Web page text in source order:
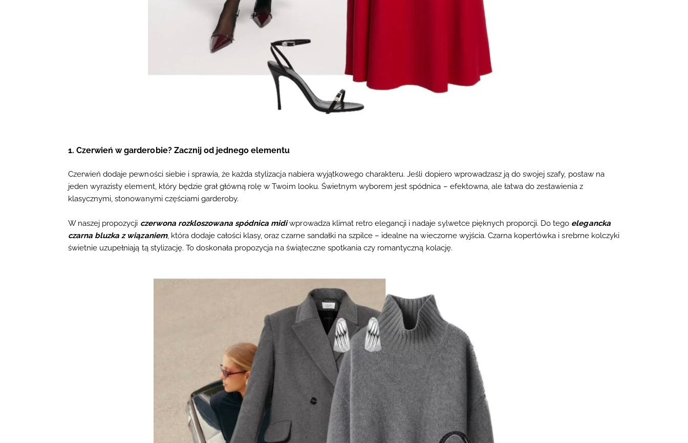
1. Czerwień w garderobie? Zacznij od jednego elementu
Czerwień dodaje pewności siebie i sprawia, że każda stylizacja nabiera wyjątkowego charakteru. Jeśli dopiero wprowadzasz ją do swojej szafy, postaw na
jeden wyrazisty element, który będzie grał główną rolę w Twoim looku. Świetnym wyborem jest spódnica – efektowna, ale łatwa do zestawienia z
klasycznymi, stonowanymi częściami garderoby.
W naszej propozycji czerwona rozkloszowana spódnica midiwprowadza klimat retro elegancji i nadaje sylwetce pięknych proporcji. Do tego elegancka
czarna bluzka z wiązaniem, która dodaje całości klasy, oraz czarne sandałki na szpilce – idealne na wieczorne wyjścia. Czarna kopertówka i srebrne kolczyki
świetnie uzupełniają tą stylizację. To doskonała propozycja na świąteczne spotkania czy romantyczną kolację.